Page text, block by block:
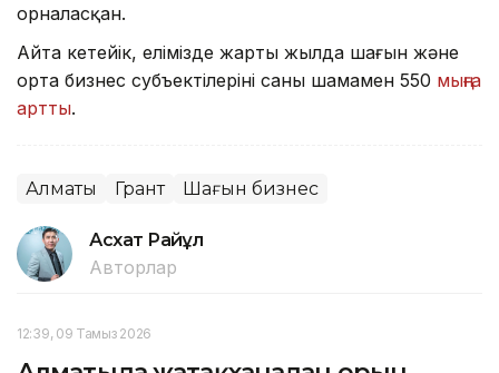
орналасқан.
Айта кетейік, елімізде жарты жылда шағын және
орта бизнес субъектілерінің саны шамамен 550 мыңға
артты.
Алматы Грант Шағын бизнес
Асхат Райқұл
Авторлар
12:39, 09 Тамыз 2026